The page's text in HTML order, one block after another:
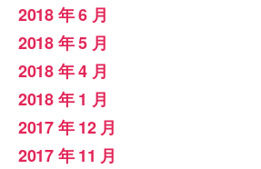
2018 年 6 月
2018 年 5 月
2018 年 4 月
2018 年 1 月
2017 年 12 月
2017 年 11 月